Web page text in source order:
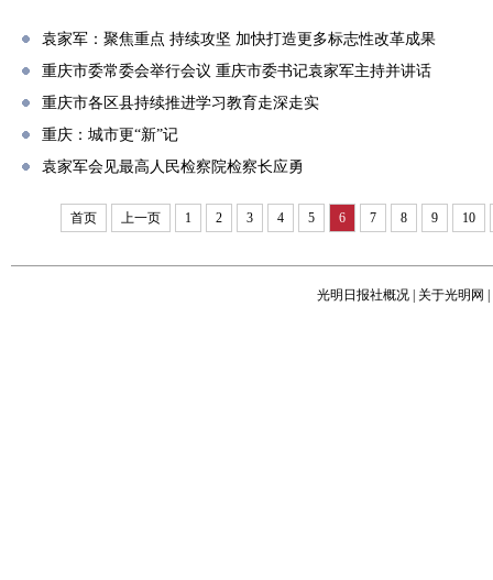
袁家军：聚焦重点 持续攻坚 加快打造更多标志性改革成果
重庆市委常委会举行会议 重庆市委书记袁家军主持并讲话
重庆市各区县持续推进学习教育走深走实
重庆：城市更“新”记
袁家军会见最高人民检察院检察长应勇
首页 上一页 1 2 3 4 5 6 7 8 9 10
光明日报社概况 关于光明网